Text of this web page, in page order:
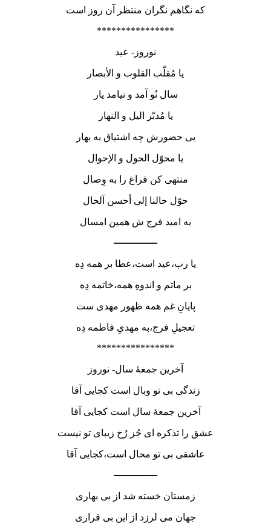
که نگاهم نگران منتظر آن روز است
****************
نوروز- عید
یا مُقلّب القلوب و الأبصار
سال نُو آمد و نیامد یار
یا مُدبّر الیل و النهار
بی حضورش چه اشتیاق به بهار
یا محوّل الحول و الإحوال
منتهی کن فراغ را به وِصال
حوّل حالنا إلی أحسن اَلحال
به امید فرج ش همین امسال
————–
یا رب،عید است،عطا بر همه دِه
بر ماتم و اندوهِ همه،خاتمه دِه
پایانِ غم همه ظهور مهدی ست
تعجیلِ فرج،به مهدیِ فاطمه دِه
****************
آخرین جمعۀ سال- نوروز
زندگی بی تو وبال است کجایی آقا
آخرین جمعۀ سال است کجایی آقا
عشق را تذکره ای جُز رُخ زیبای تو نیست
عاشقی بی تو محال است،کجایی آقا
————–
زمستان خسته شد از بی بهاری
جهان می لرزد از این بی قراری